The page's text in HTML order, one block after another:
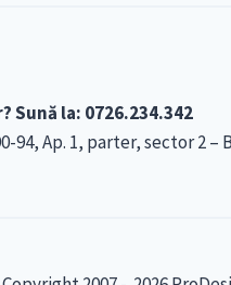
Sună la: 0726.234.342
94, Ap. 1, parter, sector 2